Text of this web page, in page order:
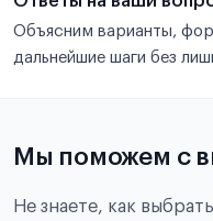
Объясним варианты,
дальнейшие шаги без
Мы поможем с
Не знаете, как